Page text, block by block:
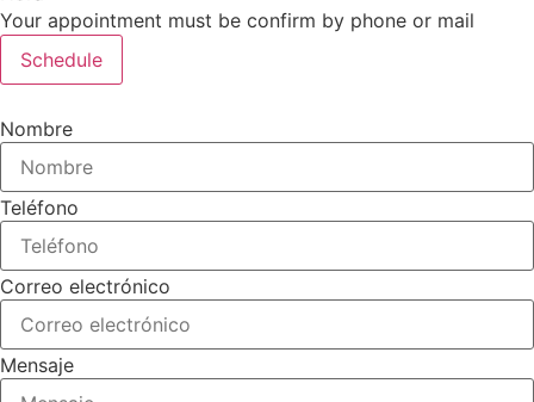
Your appointment must be confirm by phone or mail
Schedule
Nombre
Teléfono
Correo electrónico
Mensaje